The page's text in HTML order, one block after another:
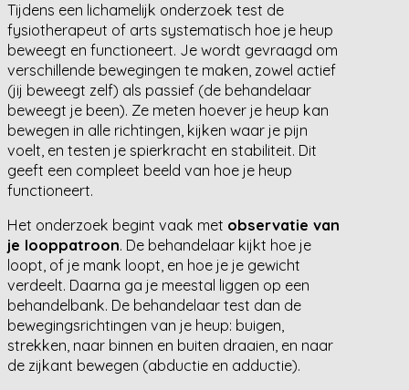
Tijdens een lichamelijk onderzoek test de
fysiotherapeut of arts systematisch hoe je heup
beweegt en functioneert. Je wordt gevraagd om
verschillende bewegingen te maken, zowel actief
(jij beweegt zelf) als passief (de behandelaar
beweegt je been). Ze meten hoever je heup kan
bewegen in alle richtingen, kijken waar je pijn
voelt, en testen je spierkracht en stabiliteit. Dit
geeft een compleet beeld van hoe je heup
functioneert.
Het onderzoek begint vaak met observatie van
je looppatroon. De behandelaar kijkt hoe je
loopt, of je mank loopt, en hoe je je gewicht
verdeelt. Daarna ga je meestal liggen op een
behandelbank. De behandelaar test dan de
bewegingsrichtingen van je heup: buigen,
strekken, naar binnen en buiten draaien, en naar
de zijkant bewegen (abductie en adductie).